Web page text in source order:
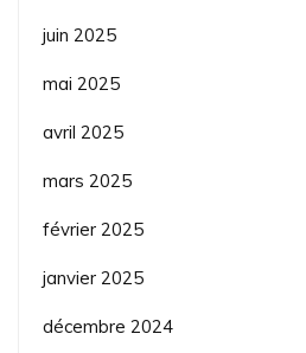
juin 2025
mai 2025
avril 2025
mars 2025
février 2025
janvier 2025
décembre 2024